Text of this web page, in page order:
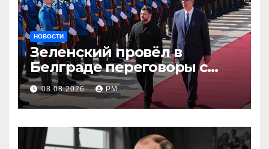
НОВОСТИ
Зеленский провёл в
Белграде переговоры с
Вучичем
08.08.2026 РМ